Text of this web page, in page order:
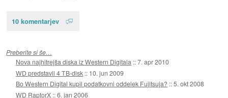
10 komentarjev
Preberite si še…
Nova najhitrejša diska iz Western Digitala ::7. apr 2010
WD predstavil 4 TB-disk :: 10. jun 2009
Bo Western Digital kupil podatkovni oddelek Fujitsuja? ::5. okt 2008
WD RaptorX ::6. jan 2006